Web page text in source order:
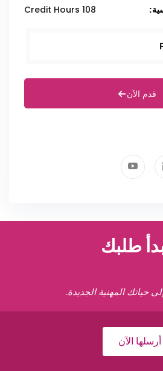
108 Credit Hours
قدم الآن
طلبك
حياتك المهنية الجديدة.
أرسلها الآن